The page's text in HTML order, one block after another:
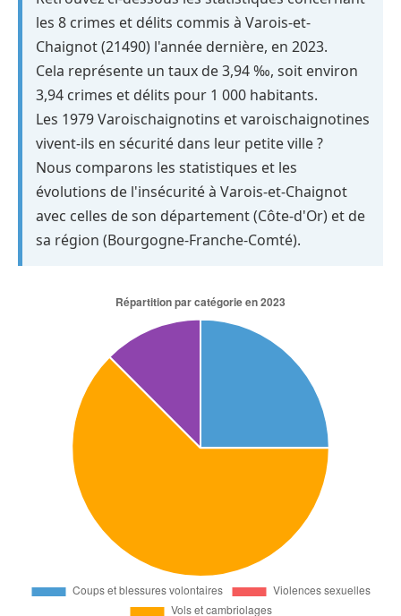
les 8 crimes et délits commis à Varois-et-
Chaignot (21490) l'année dernière, en 2023.
Cela représente un taux de 3,94 ‰, soit environ
3,94 crimes et délits pour 1 000 habitants.
Les 1979 Varoischaignotins et varoischaignotines
vivent-ils en sécurité dans leur petite ville ?
Nous comparons les statistiques et les
évolutions de l'insécurité à Varois-et-Chaignot
avec celles de son département (Côte-d'Or) et de
sa région (Bourgogne-Franche-Comté).